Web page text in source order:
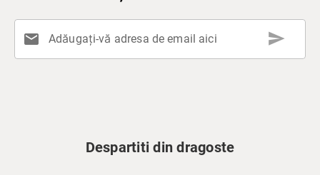
mail Adăugați-vă adresa de email aici send
Despartiti din dragoste